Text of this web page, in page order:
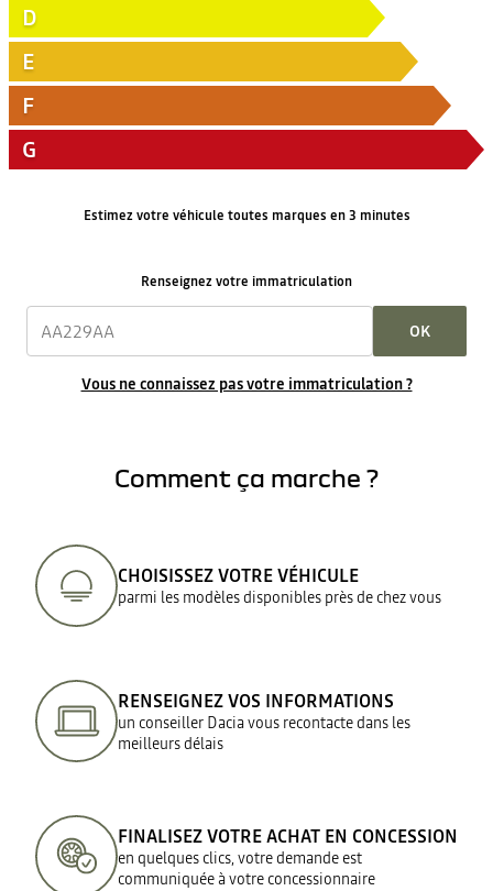
D
E
F
G
Estimez votre véhicule toutes marques en 3 minutes
Renseignez votre immatriculation
OK
Vous ne connaissez pas votre immatriculation ?
Comment ça marche ?
CHOISISSEZ VOTRE VÉHICULE
parmi les modèles disponibles près de chez vous
RENSEIGNEZ VOS INFORMATIONS
un conseiller Dacia vous recontacte dans les
meilleurs délais
FINALISEZ VOTRE ACHAT EN CONCESSION
en quelques clics, votre demande est
communiquée à votre concessionnaire